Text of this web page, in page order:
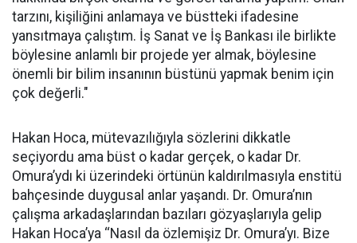
tarzını, kişiliğini anlamaya ve büstteki ifadesine
yansıtmaya çalıştım. İş Sanat ve İş Bankası ile birlikte
böylesine anlamlı bir projede yer almak, böylesine
önemli bir bilim insanının büstünü yapmak benim için
çok değerli."
Hakan Hoca, mütevazılığıyla sözlerini dikkatle
seçiyordu ama büst o kadar gerçek, o kadar Dr.
Omura’ydı ki üzerindeki örtünün kaldırılmasıyla enstitü
bahçesinde duygusal anlar yaşandı. Dr. Omura’nın
çalışma arkadaşlarından bazıları gözyaşlarıyla gelip
Hakan Hoca’ya ‘‘Nasıl da özlemişiz Dr. Omura’yı. Bize